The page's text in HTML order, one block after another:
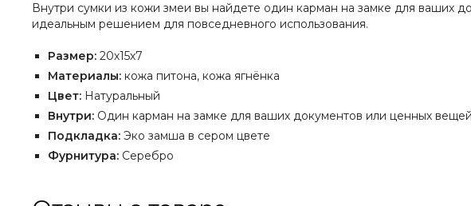
Внутри сумки из кожи змеи вы найдете один карман на замке для ваших
идеальным решением для повседневного использования.
Размер: 20х15х7
Материалы: кожа питона, кожа ягнёнка
Цвет: Натуральный
Внутри: Один карман на замке для ваших документов или ценных
Подкладка: Эко замша в сером цвете
Фурнитура: Серебро